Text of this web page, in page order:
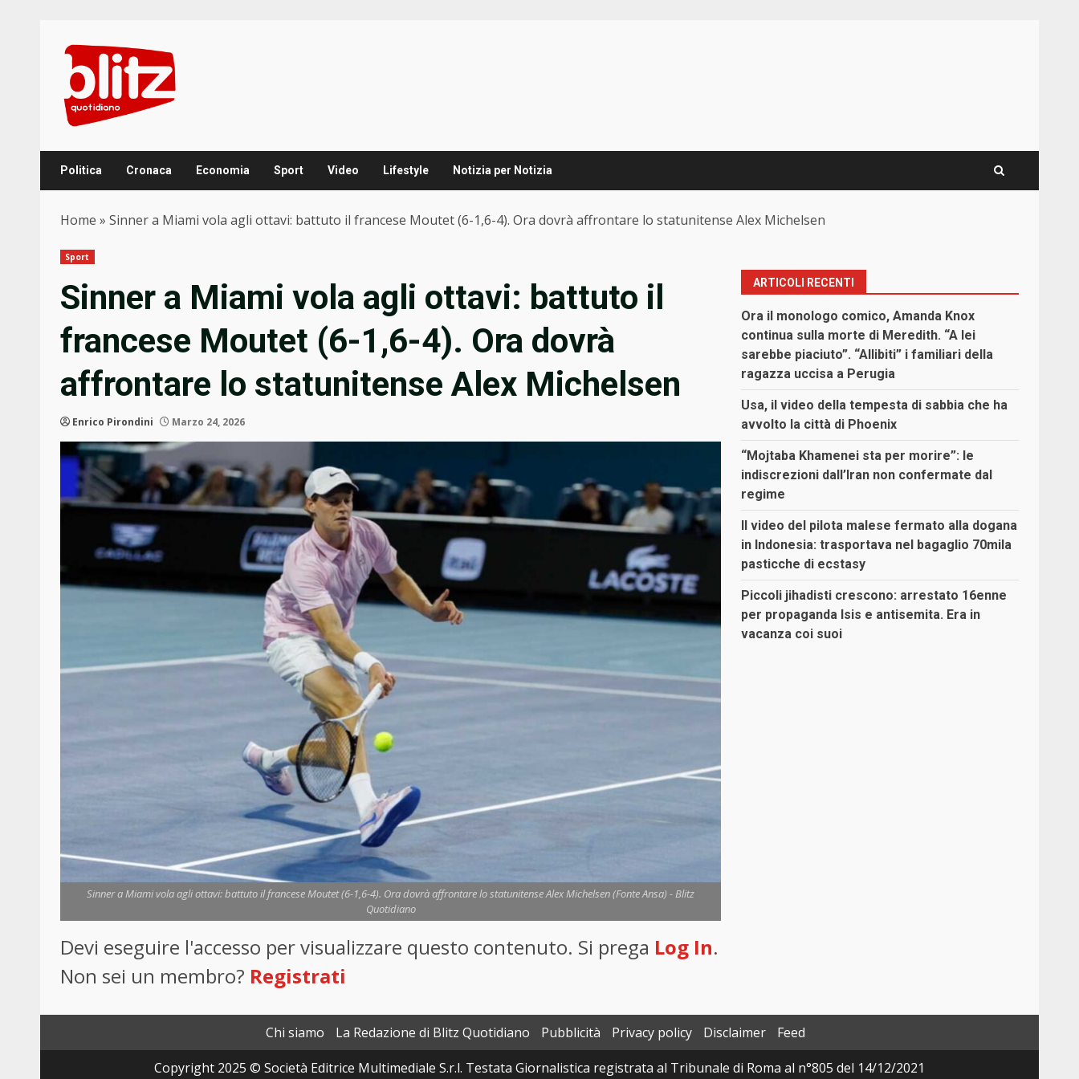
content
Politica Cronaca Economia Sport Video Lifestyle Notizia per Notizia
Home » Sinner a Miami vola agli ottavi: battuto il francese Moutet (6-1,6-4). Ora dovrà affrontare lo statunitense Alex Michelsen
Sport
Sinner a Miami vola agli ottavi: battuto il
francese Moutet (6-1,6-4). Ora dovrà
affrontare lo statunitense Alex Michelsen
Enrico Pirondini Marzo 24, 2026
Sinner a Miami vola agli ottavi: battuto il francese Moutet (6-1,6-4). Ora dovrà affrontare lo statunitense Alex Michelsen (Fonte Ansa) - Blitz
Quotidiano
Devi eseguire l'accesso per visualizzare questo contenuto. Si prega Log In.
Non sei un membro? Registrati
ARTICOLI RECENTI
Ora il monologo comico, Amanda Knox
continua sulla morte di Meredith. “A lei
sarebbe piaciuto”. “Allibiti” i familiari della
ragazza uccisa a Perugia
Usa, il video della tempesta di sabbia che ha
avvolto la città di Phoenix
“Mojtaba Khamenei sta per morire”: le
indiscrezioni dall’Iran non confermate dal
regime
Il video del pilota malese fermato alla dogana
in Indonesia: trasportava nel bagaglio 70mila
pasticche di ecstasy
Piccoli jihadisti crescono: arrestato 16enne
per propaganda Isis e antisemita. Era in
vacanza coi suoi
Chi siamo La Redazione di Blitz Quotidiano Pubblicità Privacy policy Disclaimer
Feed
Copyright 2025 © Società Editrice Multimediale S.r.l. Testata Giornalistica registrata al Tribunale di Roma al n°805 del 14/12/2021